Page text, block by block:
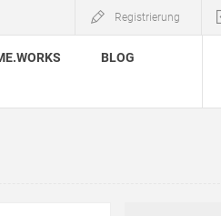
Registrierung
BLOG